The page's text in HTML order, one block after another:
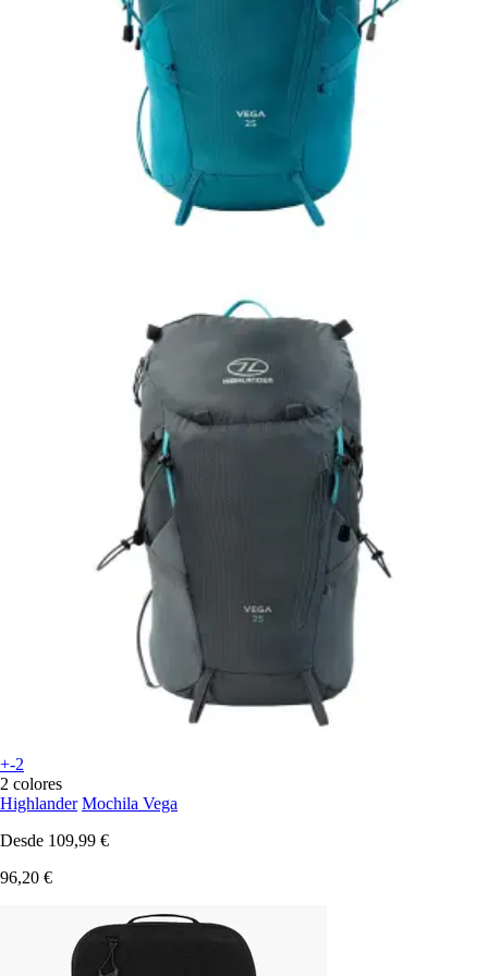
+-2
2 colores
Highlander Mochila Vega
Desde 109,99 €
96,20 €